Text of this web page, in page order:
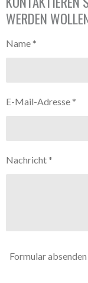
WERDEN
Name *
E-Mail-Adresse *
Nachricht *
Formular absenden